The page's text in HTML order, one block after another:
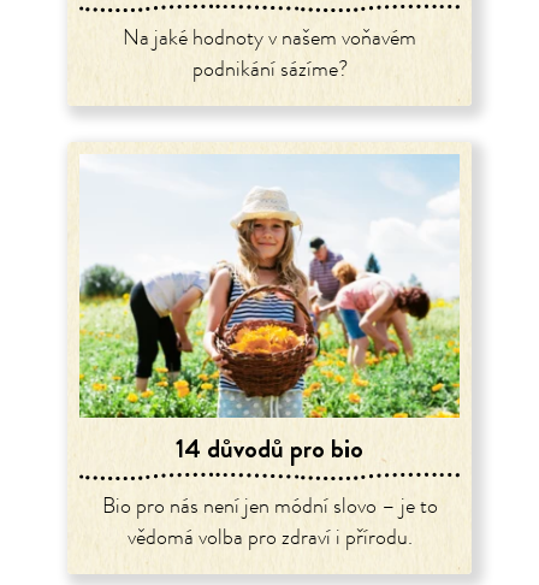
Na jaké hodnoty v našem voňavém
podnikání sázíme?
14 důvodů pro bio
Bio pro nás není jen módní slovo – je to
vědomá volba pro zdraví i přírodu.